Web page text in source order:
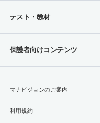
テスト・教材
保護者向けコンテンツ
マナビジョンのご案内
利用規約